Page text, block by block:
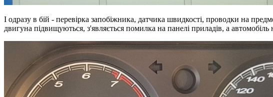
І одразу в бій - перевірка запобіжника, датчика швидкості, проводки на
двигуна підвищуються, з'являється помилка на панелі приладів, а автомобіль